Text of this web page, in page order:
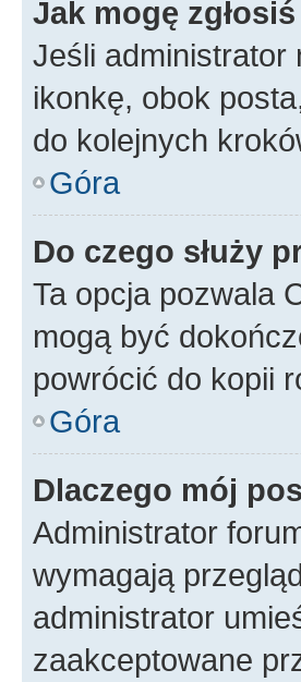
Jak mogę
Jeśli administrator
ikonkę, obok
do kolejnych
Góra
Do czego służy
Ta opcja pozwala
mogą być
powrócić do kopii
Góra
Dlaczego mój
Administrator
wymagają
administrator
zaakceptowane